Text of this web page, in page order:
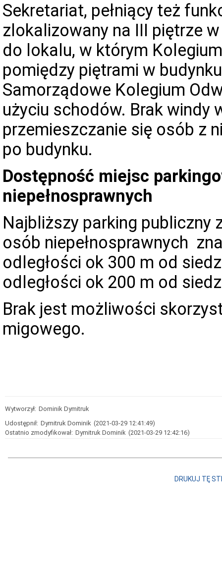
Sekretariat, pełniący też
zlokalizowany na III piętrze
do lokalu, w którym
pomiędzy piętrami w
Samorządowe Kolegium
użyciu schodów. Brak windy
przemieszczanie się osób z
po budynku.
Dostępność miejsc
niepełnosprawnych
Najbliższy parking publiczny
osób niepełnosprawnych
odległości ok 300 m od
odległości ok 200 m od
Brak jest możliwości
migowego.
Wytworzył: Dominik Dymitruk
Udostępnił: Dymitruk Dominik (2021-03-29 12:41:49)
Ostatnio zmodyfikował: Dymitruk Dominik (2021-03-29 12:42:16)
DRUKUJ TĘ